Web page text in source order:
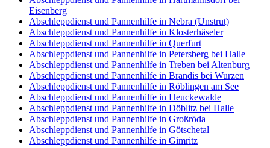
Eisenberg
Abschleppdienst und Pannenhilfe in Nebra (Unstrut)
Abschleppdienst und Pannenhilfe in Klosterhäseler
Abschleppdienst und Pannenhilfe in Querfurt
Abschleppdienst und Pannenhilfe in Petersberg bei Halle
Abschleppdienst und Pannenhilfe in Treben bei Altenburg
Abschleppdienst und Pannenhilfe in Brandis bei Wurzen
Abschleppdienst und Pannenhilfe in Röblingen am See
Abschleppdienst und Pannenhilfe in Heuckewalde
Abschleppdienst und Pannenhilfe in Döblitz bei Halle
Abschleppdienst und Pannenhilfe in Großröda
Abschleppdienst und Pannenhilfe in Götschetal
Abschleppdienst und Pannenhilfe in Gimritz